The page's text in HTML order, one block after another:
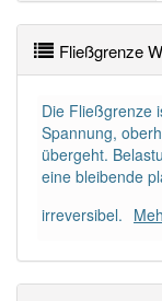
Häufigkeit: 2
Wörter mit
anderen
Das Wort wird
Fließgrenze
Die Fließgrenze
Spannung,
übergeht.
eine bleibende
irreversibel.